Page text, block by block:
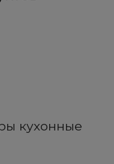
кухонные